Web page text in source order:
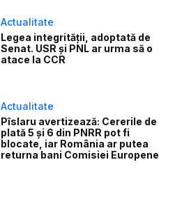
Actualitate
Legea integrității, adoptată de
Senat. USR și PNL ar urma să o
atace la CCR
Actualitate
Pîslaru avertizează: Cererile de
plată 5 și 6 din PNRR pot fi
blocate, iar România ar putea
returna bani Comisiei Europene